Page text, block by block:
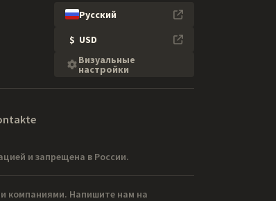
Русский
$ USD
Визуальные
настройки
и запрещена в России.
компаниями. Напишите нам на